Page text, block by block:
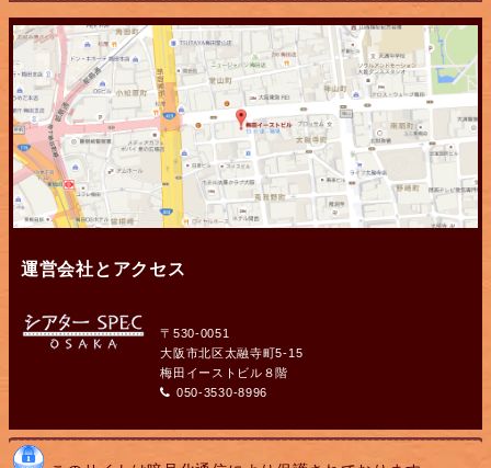
運営会社とアクセス
〒530-0051
大阪市北区太融寺町5-15
梅田イーストビル８階
050-3530-8996